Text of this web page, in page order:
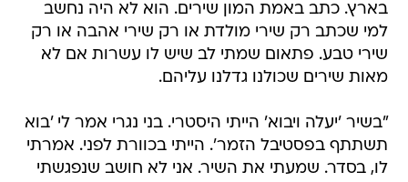
בארץ. כתב באמת המון שירים. הוא לא היה נחשב
למי שכתב רק שירי מולדת או רק שירי אהבה או רק
שירי טבע. פתאום שמתי לב שיש לו עשרות אם לא
מאות שירים שכולנו גדלנו עליהם.
"בשיר 'יעלה ויבוא' הייתי היסטרי. בני נגרי אמר לי 'בוא
תשתתף בפסטיבל הזמר'. הייתי בכוורת לפני. אמרתי
לו, בסדר. שמעתי את השיר. אני לא חושב שנפגשתי